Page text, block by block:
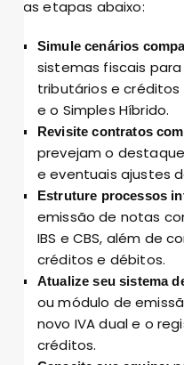
as etapas abaixo:
Simule cenários
sistemas fiscais
tributários e
e o Simples Híbrido.
Revisite contratos
prevejam o
e eventuais ajustes
Estruture processos
emissão de notas
IBS e CBS, além de
créditos e débitos.
Atualize seu sistema
ou módulo de
novo IVA dual e o
créditos.